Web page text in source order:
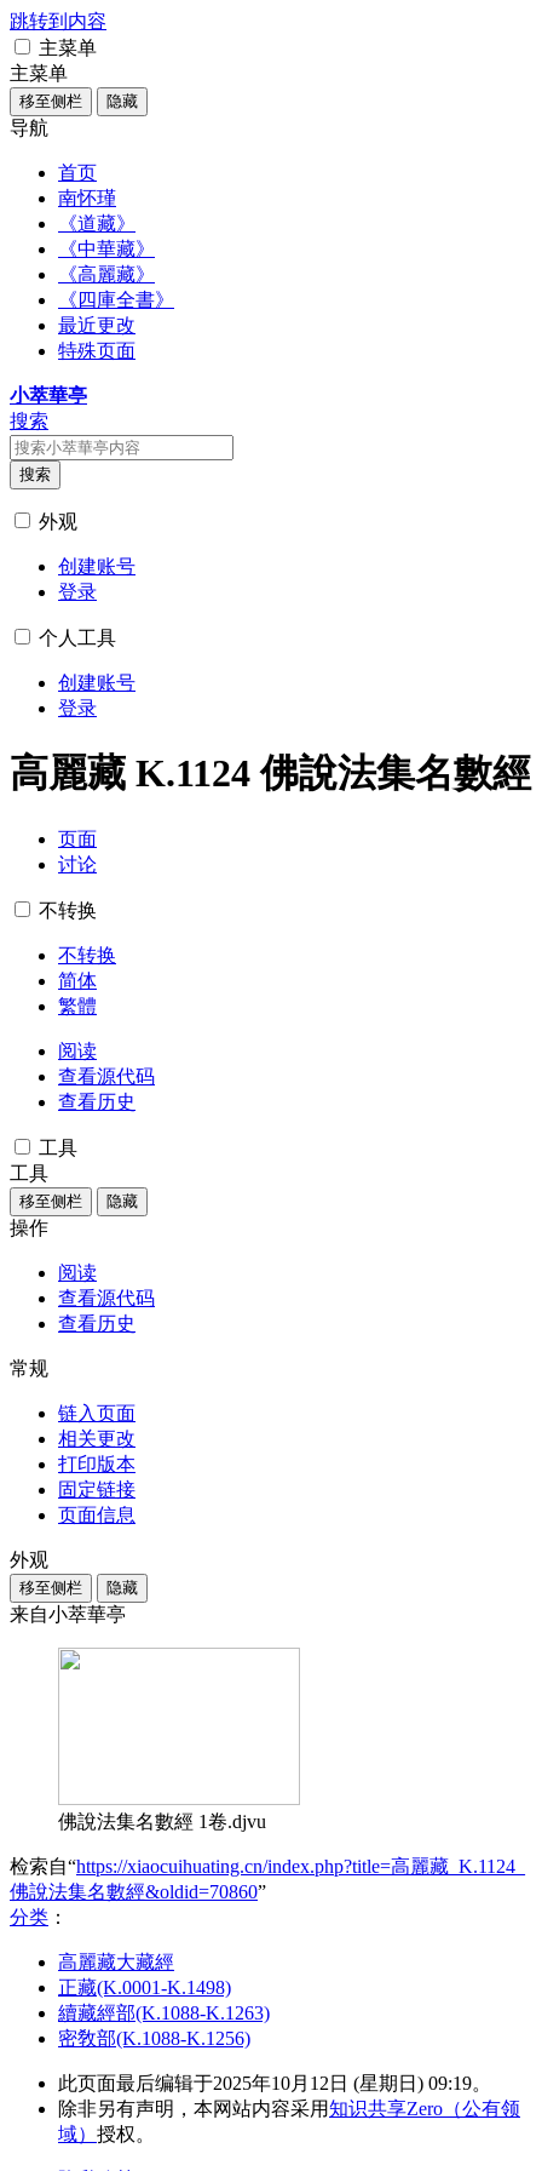
跳转到内容
主菜单
主菜单
移至侧栏 隐藏
导航
首页
南怀瑾
《道藏》
《中華藏》
《高麗藏》
《四庫全書》
最近更改
特殊页面
小萃華亭
搜索
搜索
外观
创建账号
登录
个人工具
创建账号
登录
高麗藏 K.1124 佛說法集名數經
页面
讨论
不转换
不转换
简体
繁體
阅读
查看源代码
查看历史
工具
工具
移至侧栏 隐藏
操作
阅读
查看源代码
查看历史
常规
链入页面
相关更改
打印版本
固定链接
页面信息
外观
移至侧栏 隐藏
来自小萃華亭
佛說法集名數經 1卷.djvu
检索自“https://xiaocuihuating.cn/index.php?title=高麗藏_K.1124_
佛說法集名數經&oldid=70860”
分类 ：​
高麗藏大藏經
正藏(K.0001-K.1498)
續藏經部(K.1088-K.1263)
密敎部(K.1088-K.1256)
此页面最后编辑于2025年10月12日 (星期日) 09:19。
除非另有声明，本网站内容采用知识共享Zero（公有领
域） 授权。